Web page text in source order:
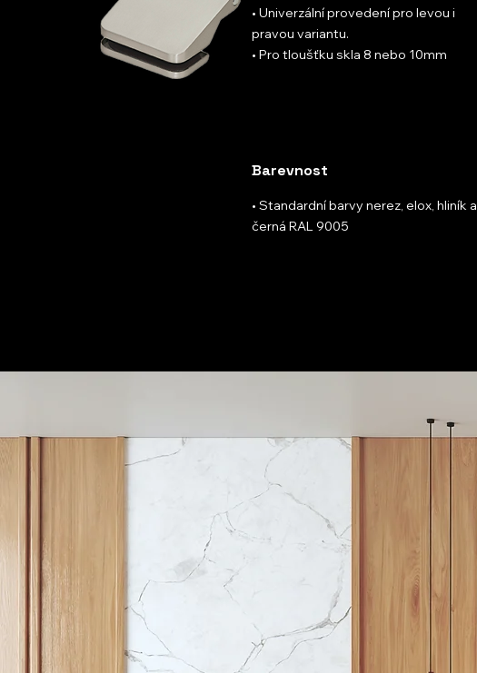
• Univerzální provedení pro levou i
pravou variantu.
• Pro tloušťku skla 8 nebo 10mm
Barevnost
• Standardní barvy nerez, elox, hliník a
černá RAL 9005